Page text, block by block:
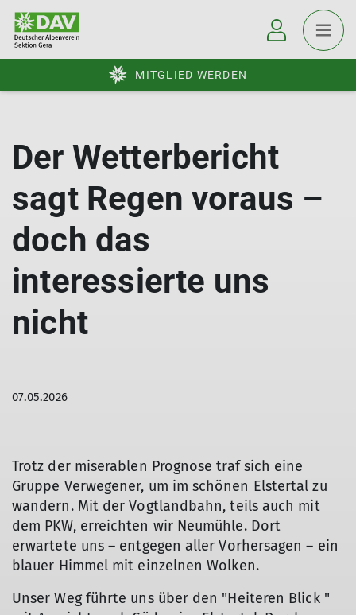
MITGLIED WERDEN
Der Wetterbericht
sagt Regen voraus –
doch das
interessierte uns
nicht
07.05.2026
Trotz der miserablen Prognose traf sich eine
Gruppe Verwegener, um im schönen Elstertal zu
wandern. Mit der Vogtlandbahn, teils auch mit
dem PKW, erreichten wir Neumühle. Dort
erwartete uns – entgegen aller Vorhersagen – ein
blauer Himmel mit einzelnen Wolken.
Unser Weg führte uns über den "Heiteren Blick "